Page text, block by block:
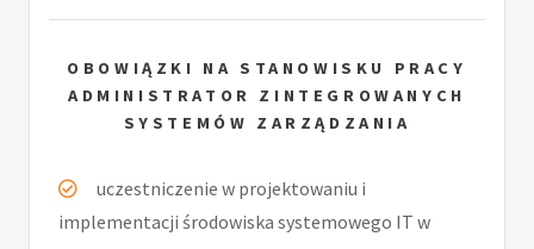
OBOWIĄZKI NA STANOWISKU PRACY
ADMINISTRATOR ZINTEGROWANYCH
SYSTEMÓW ZARZĄDZANIA
uczestniczenie w projektowaniu i
implementacji środowiska systemowego IT w